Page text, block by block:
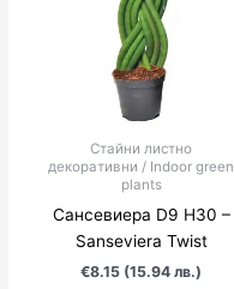
Стайни листно
декоративни / Indoor green
plants
Сансевиера D9 H30 –
Sanseviera Twist
€8.15 (15.94 лв.)